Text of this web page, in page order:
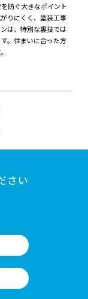
防ぐ大きなポイント
りにくく、塗装工事
は、特別な裏技では
。住まいに合った方
さい